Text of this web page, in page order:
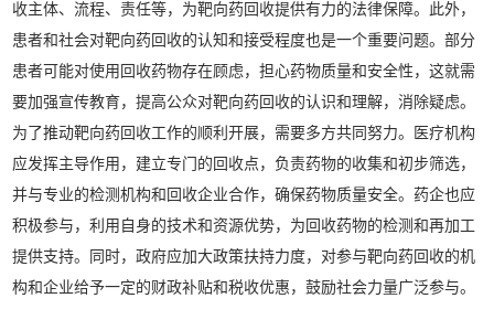
收主体、流程、责任等，为靶向药回收提供有力的法律保障。此外，
患者和社会对靶向药回收的认知和接受程度也是一个重要问题。部分
患者可能对使用回收药物存在顾虑，担心药物质量和安全性，这就需
要加强宣传教育，提高公众对靶向药回收的认识和理解，消除疑虑。
为了推动靶向药回收工作的顺利开展，需要多方共同努力。医疗机构
应发挥主导作用，建立专门的回收点，负责药物的收集和初步筛选，
并与专业的检测机构和回收企业合作，确保药物质量安全。药企也应
积极参与，利用自身的技术和资源优势，为回收药物的检测和再加工
提供支持。同时，政府应加大政策扶持力度，对参与靶向药回收的机
构和企业给予一定的财政补贴和税收优惠，鼓励社会力量广泛参与。